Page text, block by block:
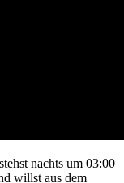
nachts um 03:00
willst aus dem